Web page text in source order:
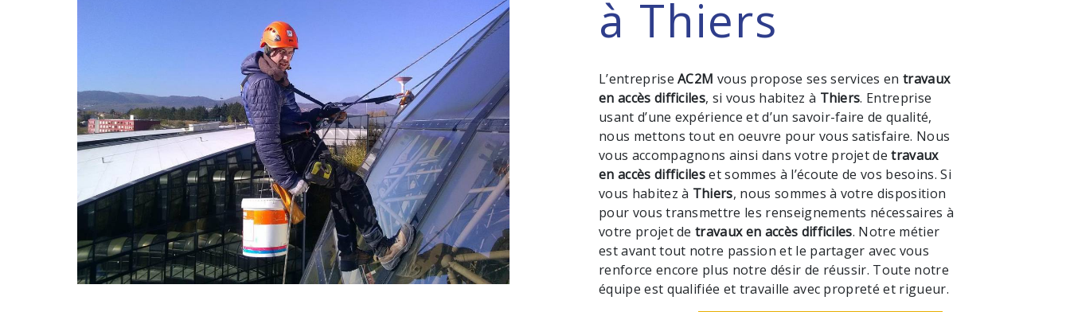
à Thiers
L’entrepriseAC2M vous propose ses services entravaux
en accès difficiles, si vous habitez à Thiers. Entreprise
usant d’une expérience et d’un savoir-faire de qualité,
nous mettons tout en oeuvre pour vous satisfaire. Nous
vous accompagnons ainsi dans votre projet detravaux
en accès difficileset sommes à l’écoute de vos besoins. Si
vous habitez à Thiers, nous sommes à votre disposition
pour vous transmettre les renseignements nécessaires à
votre projet detravaux en accès difficiles. Notre métier
est avant tout notre passion et le partager avec vous
renforce encore plus notre désir de réussir. Toute notre
équipe est qualifiée et travaille avec propreté et rigueur.